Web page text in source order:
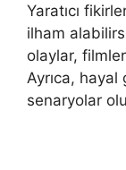
Yaratıcı
ilham
olaylar,
Ayrıca, hayal
senaryolar